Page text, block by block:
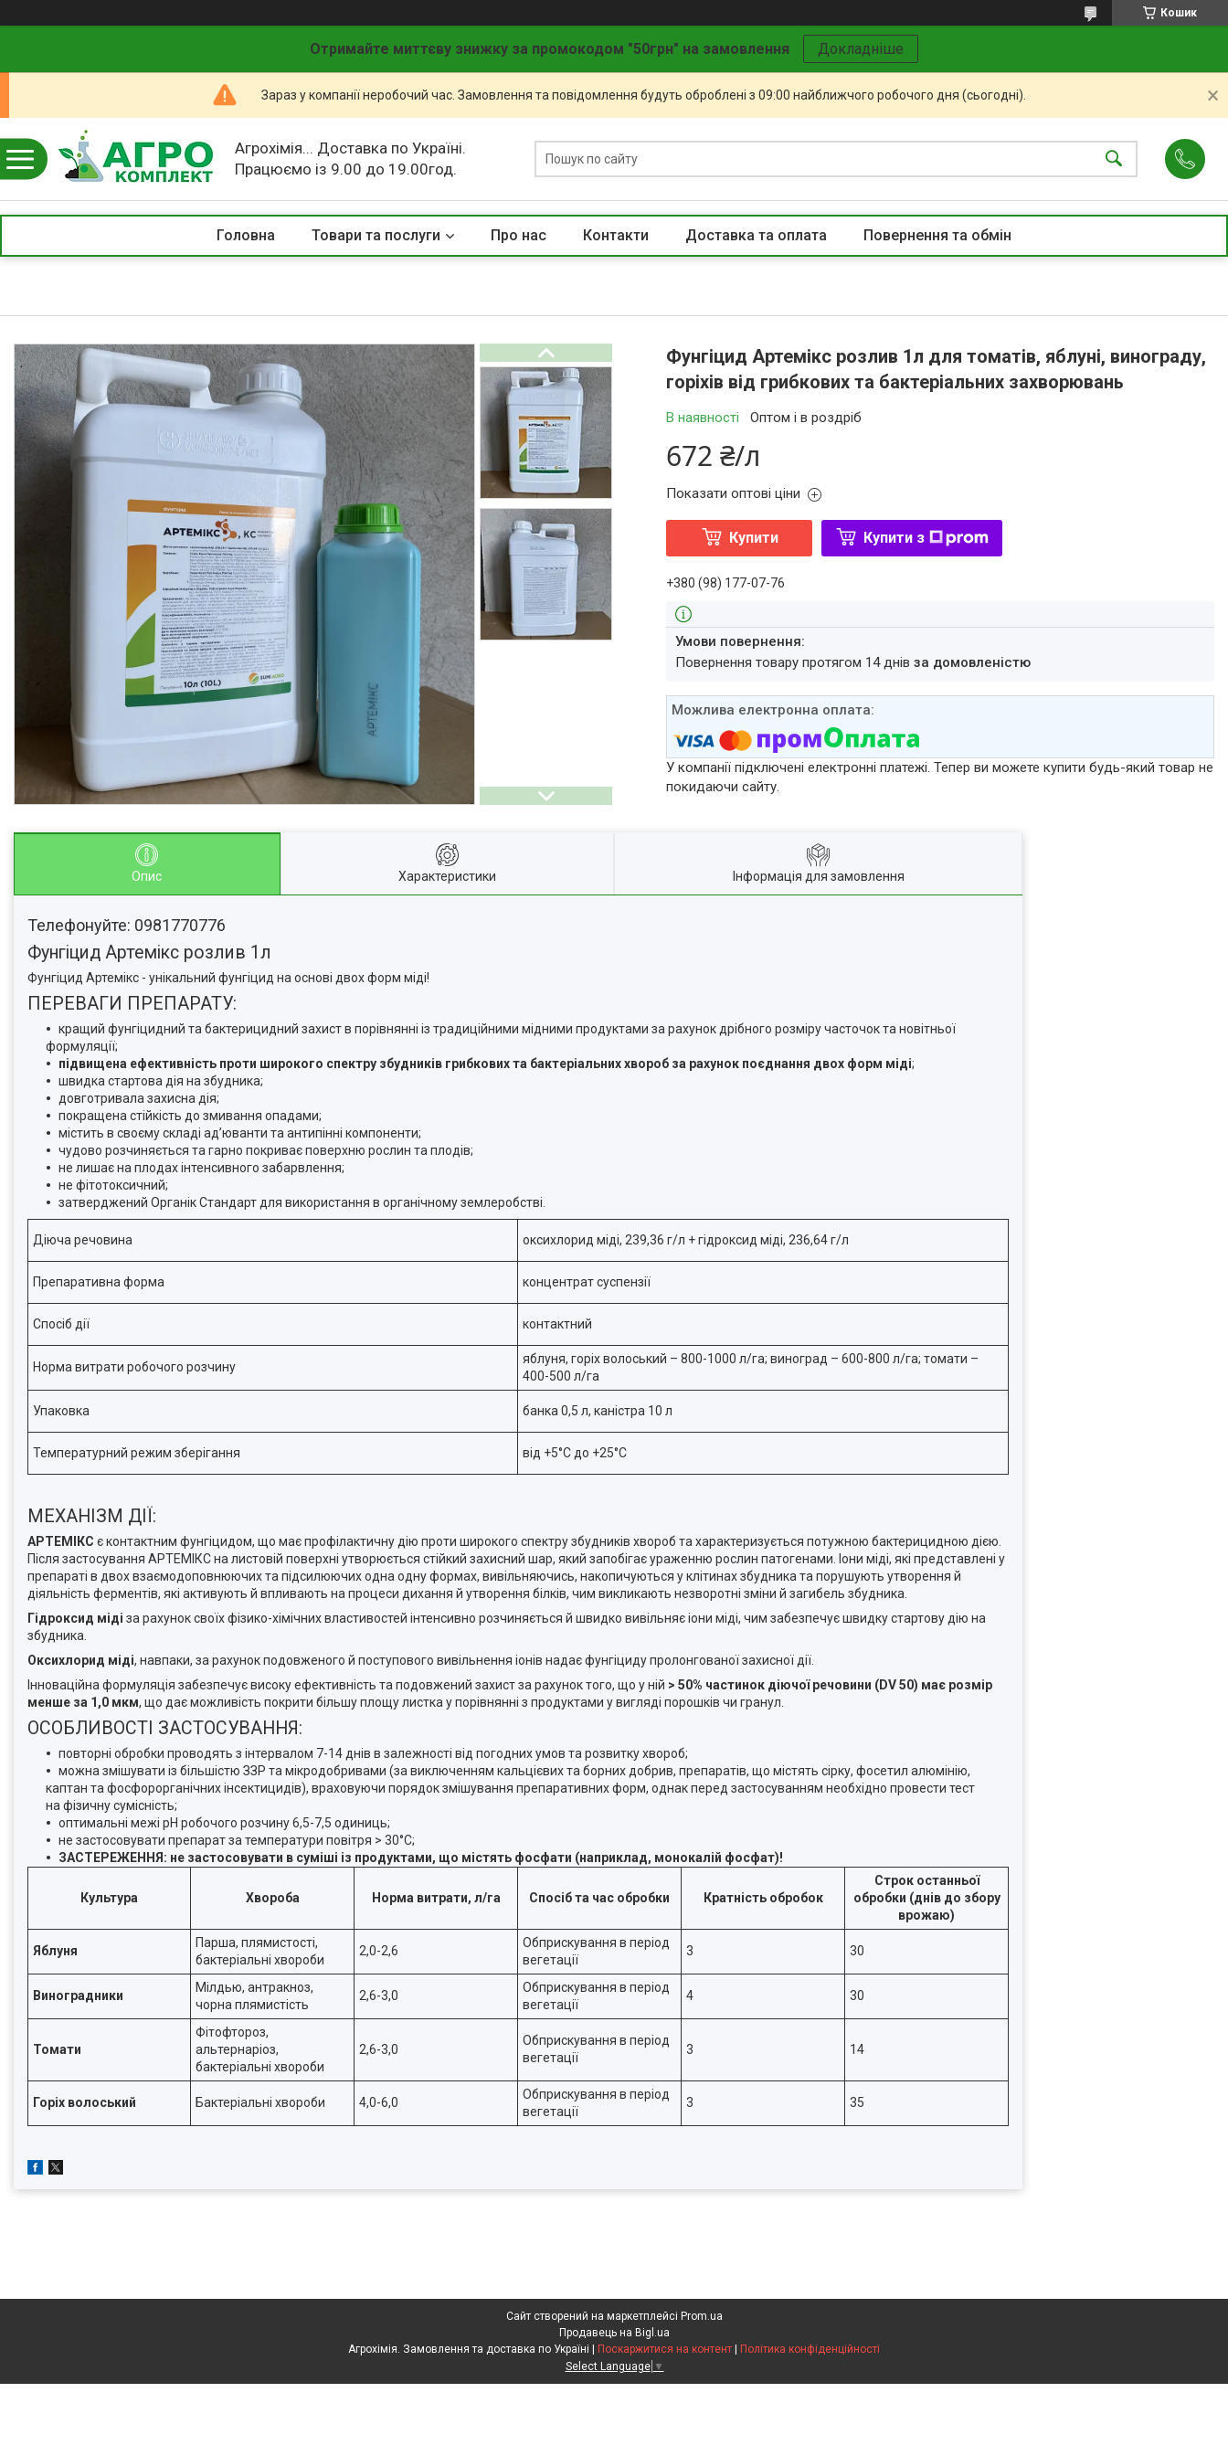
Кошик
Отримайте миттєву знижку за промокодом "50грн" на замовлення Докладніше
Зараз у компанії неробочий час. Замовлення та повідомлення будуть оброблені з 09:00 найближчого робочого дня (сьогодні).
Агрохімія... Доставка по Україні.
Працюємо із 9.00 до 19.00год.
Головна Товари та послуги Про нас Контакти Доставка та оплата Повернення та обмін
Фунгіцид Артемікс розлив 1л для томатів, яблуні, винограду,
горіхів від грибкових та бактеріальних захворювань
В наявності Оптом і в роздріб
672 ₴/л
Показати оптові ціни
Купити Купити з
+380 (98) 177-07-76
повернення товару протягом 14 днівза домовленістю
У компанії підключені електронні платежі. Тепер ви можете купити будь-який товар не
покидаючи сайту.
Опис Характеристики Інформація для замовлення
Телефонуйте: 0981770776
Фунгіцид Артемікс розлив 1л
Фунгіцид Артемікс - унікальний фунгіцид на основі двох форм міді!
ПЕРЕВАГИ ПРЕПАРАТУ:
кращий фунгіцидний та бактерицидний захист в порівнянні із традиційними мідними продуктами за рахунок дрібного розміру часточок та новітньої
формуляції;
підвищена ефективність проти широкого спектру збудників грибкових та бактеріальних хвороб за рахунок поєднання двох форм міді;
швидка стартова дія на збудника;
довготривала захисна дія;
покращена стійкість до змивання опадами;
містить в своєму складі ад’юванти та антипінні компоненти;
чудово розчиняється та гарно покриває поверхню рослин та плодів;
не лишає на плодах інтенсивного забарвлення;
не фітотоксичний;
затверджений Органік Стандарт для використання в органічному землеробстві.
Діюча речовина оксихлорид міді, 239,36 г/л + гідроксид міді, 236,64 г/л
Препаративна форма концентрат суспензії
Спосіб дії контактний
Норма витрати робочого розчину
яблуня, горіх волоський – 800-1000 л/га; виноград – 600-800 л/га; томати –
400-500 л/га
Упаковка банка 0,5 л, каністра 10 л
Температурний режим зберігання від +5°С до +25°С
МЕХАНІЗМ ДІЇ:
АРТЕМІКС є контактним фунгіцидом, що має профілактичну дію проти широкого спектру збудників хвороб та характеризується потужною бактерицидною дією.
Після застосування АРТЕМІКС на листовій поверхні утворюється стійкий захисний шар, який запобігає ураженню рослин патогенами. Іони міді, які представлені у
препараті в двох взаємодоповнюючих та підсилюючих одна одну формах, вивільняючись, накопичуються у клітинах збудника та порушують утворення й
діяльність ферментів, які активують й впливають на процеси дихання й утворення білків, чим викликають незворотні зміни й загибель збудника.
Гідроксид міді за рахунок своїх фізико-хімічних властивостей інтенсивно розчиняється й швидко вивільняє іони міді, чим забезпечує швидку стартову дію на
збудника.
Оксихлорид міді, навпаки, за рахунок подовженого й поступового вивільнення іонів надає фунгіциду пролонгованої захисної дії.
Інноваційна формуляція забезпечує високу ефективність та подовжений захист за рахунок того, що у ній > 50% частинок діючої речовини (DV 50) має розмір
менше за 1,0 мкм, що дає можливість покрити більшу площу листка у порівнянні з продуктами у вигляді порошків чи гранул.
ОСОБЛИВОСТІ ЗАСТОСУВАННЯ:
повторні обробки проводять з інтервалом 7-14 днів в залежності від погодних умов та розвитку хвороб;
можна змішувати із більшістю ЗЗР та мікродобривами (за виключенням кальцієвих та борних добрив, препаратів, що містять сірку, фосетил алюмінію,
каптан та фосфорорганічних інсектицидів), враховуючи порядок змішування препаративних форм, однак перед застосуванням необхідно провести тест
на фізичну сумісність;
оптимальні межі рН робочого розчину 6,5-7,5 одиниць;
не застосовувати препарат за температури повітря > 30°С;
ЗАСТЕРЕЖЕННЯ: не застосовувати в суміші із продуктами, що містять фосфати (наприклад, монокалій фосфат)!
Культура Хвороба Норма витрати, л/га Спосіб та час обробки Кратність обробок
Строк останньої
обробки (днів до збору
врожаю)
Яблуня
Парша, плямистості,
бактеріальні хвороби
2,0-2,6
Обприскування в період
вегетації
3 30
Виноградники
Мілдью, антракноз,
чорна плямистість
2,6-3,0
Обприскування в період
вегетації
4 30
Томати
Фітофтороз,
альтернаріоз,
бактеріальні хвороби
2,6-3,0
Обприскування в період
вегетації
3 14
Горіх волоський Бактеріальні хвороби 4,0-6,0
Обприскування в період
вегетації
3 35
Сайт створений на маркетплейсі Prom.ua
Продавець на Bigl.ua
Поскаржитися на контент
Політика конфіденційності
Select Language ▼